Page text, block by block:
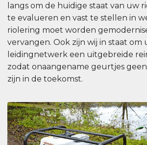
langs om de huidige staat van uw
te evalueren en vast te stellen in
riolering moet worden
vervangen. Ook zijn wij in staat om
leidingnetwerk een uitgebreide
zodat onaangename geurtjes
zijn in de toekomst.